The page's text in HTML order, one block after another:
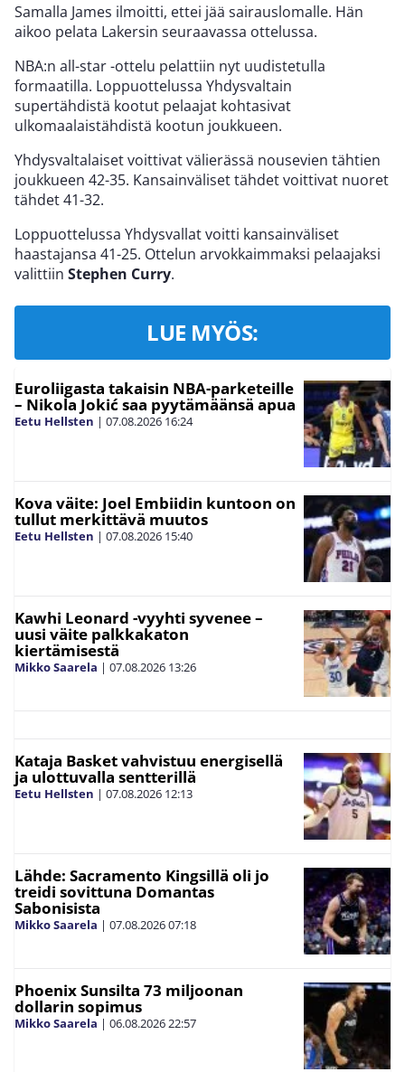
Samalla James ilmoitti, ettei jää sairauslomalle. Hän
aikoo pelata Lakersin seuraavassa ottelussa.
NBA:n all-star -ottelu pelattiin nyt uudistetulla
formaatilla. Loppuottelussa Yhdysvaltain
supertähdistä kootut pelaajat kohtasivat
ulkomaalaistähdistä kootun joukkueen.
Yhdysvaltalaiset voittivat välierässä nousevien tähtien
joukkueen 42-35. Kansainväliset tähdet voittivat nuoret
tähdet 41-32.
Loppuottelussa Yhdysvallat voitti kansainväliset
haastajansa 41-25. Ottelun arvokkaimmaksi pelaajaksi
valittiin Stephen Curry.
LUE MYÖS:
Euroliigasta takaisin NBA-parketeille
– Nikola Jokić saa pyytämäänsä apua
Eetu Hellsten | 07.08.2026 16:24
Kova väite: Joel Embiidin kuntoon on
tullut merkittävä muutos
Eetu Hellsten | 07.08.2026 15:40
Kawhi Leonard -vyyhti syvenee –
uusi väite palkkakaton
kiertämisestä
Mikko Saarela | 07.08.2026 13:26
Kataja Basket vahvistuu energisellä
ja ulottuvalla sentterillä
Eetu Hellsten | 07.08.2026 12:13
Lähde: Sacramento Kingsillä oli jo
treidi sovittuna Domantas
Sabonisista
Mikko Saarela | 07.08.202607:18
Phoenix Sunsilta 73 miljoonan
dollarin sopimus
Mikko Saarela | 06.08.2026 22:57